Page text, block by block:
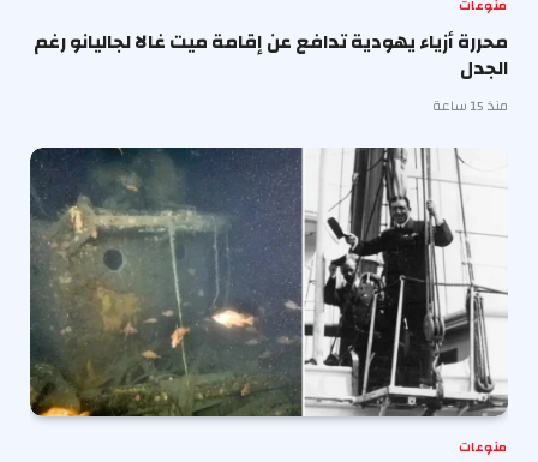
منوعات
محررة أزياء يهودية تدافع عن إقامة ميت غالا لجاليانو رغم
الجدل
منذ 15 ساعة
منوعات